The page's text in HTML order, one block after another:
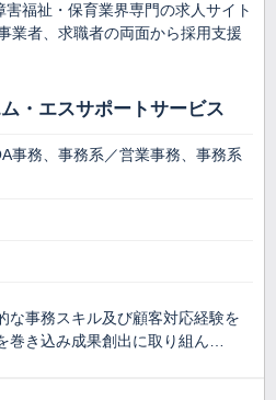
福祉・保育業界専門の求人サイト
業者、求職者の両面から採用支援
・エスサポートサービス
事務、事務系／営業事務、事務系
な事務スキル及び顧客対応経験を
巻き込み成果創出に取り組ん…